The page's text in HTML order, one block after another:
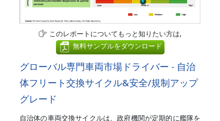
このレポートについてもっと知りたい方は,
無料サンプルをダウンロード
グローバル専門車両市場ドライバー - 自治
体フリート交換サイクル&安全/規制アップ
グレード
自治体の車両交換サイクルは、政府機関が定期的に艦隊を